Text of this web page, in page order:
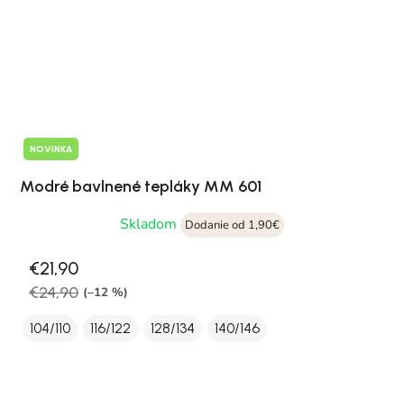
NOVINKA
Modré bavlnené tepláky MM 601
Skladom
Dodanie od 1,90€
€21,90
€24,90 (–12 %)
104/110 116/122 128/134 140/146